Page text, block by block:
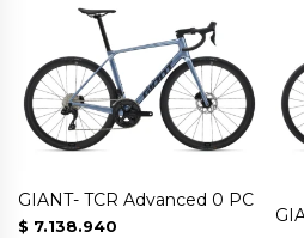
GIANT- TCR Advanced 0 PC
$ 7.138.940